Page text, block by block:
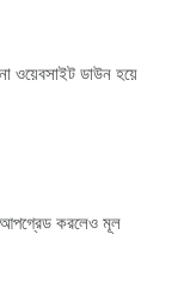
ওয়েবসাইট ডাউন হয়ে
আপগ্রেড করলেও মূল